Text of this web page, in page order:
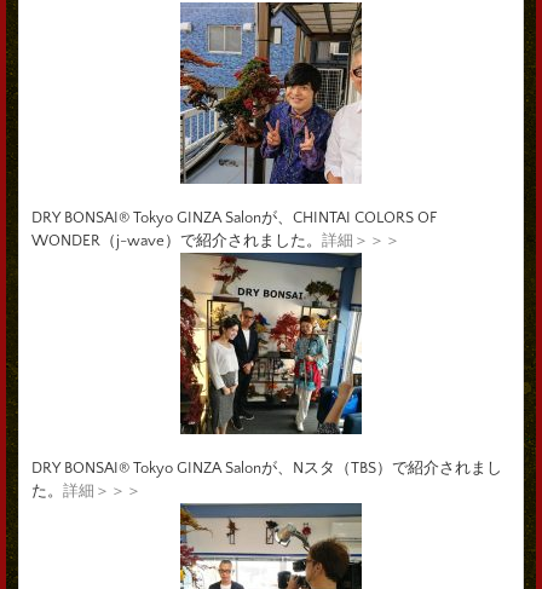
DRY BONSAI® Tokyo GINZA Salonが、CHINTAI COLORS OF
WONDER（j-wave）で紹介されました。 詳細＞＞＞
DRY BONSAI® Tokyo GINZA Salonが、Nスタ（TBS）で紹介されまし
た。 詳細＞＞＞